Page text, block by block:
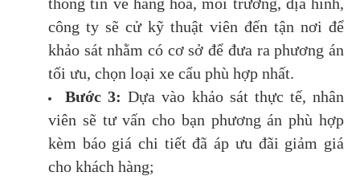
công ty sẽ cử kỹ thuật viên đến tận nơi để
khảo sát nhằm có cơ sở để đưa ra phương án
tối ưu, chọn loại xe cẩu phù hợp nhất.
Bước 3:Dựa vào khảo sát thực tế, nhân
viên sẽ tư vấn cho bạn phương án phù hợp
kèm báo giá chi tiết đã áp ưu đãi giảm giá
cho khách hàng;